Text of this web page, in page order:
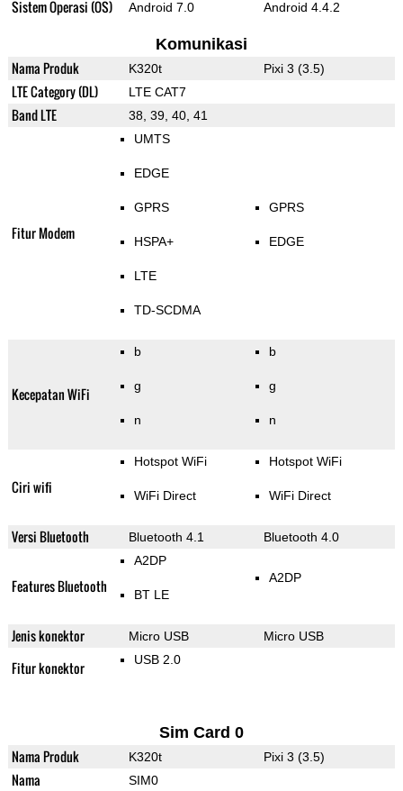
Sistem Operasi (OS) Android 7.0 Android 4.4.2
Komunikasi
Nama Produk K320t Pixi 3 (3.5)
LTE Category (DL) LTE CAT7
Band LTE 38, 39, 40, 41
Fitur Modem
UMTS
EDGE
GPRS
HSPA+
LTE
TD-SCDMA
GPRS
EDGE
Kecepatan WiFi
b
g
n
b
g
n
Ciri wifi
Hotspot WiFi
WiFi Direct
Hotspot WiFi
WiFi Direct
Versi Bluetooth Bluetooth 4.1 Bluetooth 4.0
Features Bluetooth
A2DP
BT LE
A2DP
Jenis konektor Micro USB Micro USB
Fitur konektor USB 2.0
Sim Card 0
Nama Produk K320t Pixi 3 (3.5)
Nama SIM0